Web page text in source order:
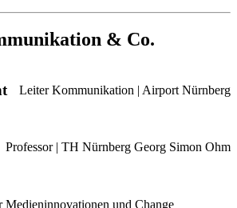
& Co.
Leiter Kommunikation | Airport Nürnberg
Professor | TH Nürnberg Georg Simon Ohm
Medieninnovationen und Change